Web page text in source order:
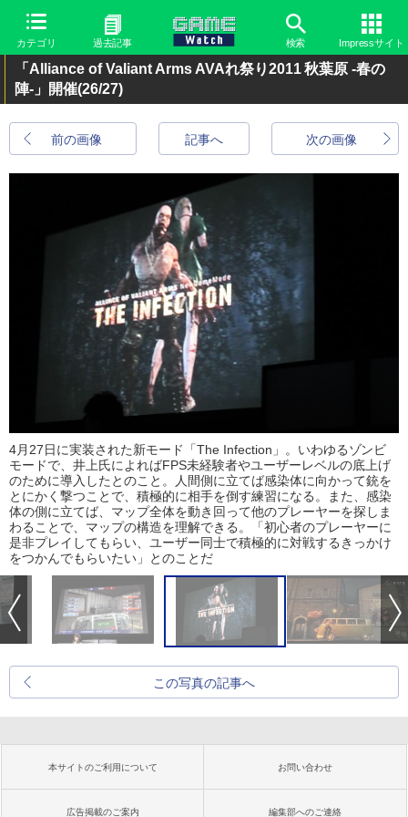
カテゴリ 過去記事 検索 Impressサイト
「Alliance of Valiant Arms AVAれ祭り2011 秋葉原 -春の
陣-」開催(26/27)
前の画像 次の画像
記事へ
4月27日に実装された新モード「The Infection」。いわゆるゾンビ
モードで、井上氏によればFPS未経験者やユーザーレベルの底上げ
のために導入したとのこと。人間側に立てば感染体に向かって銃を
とにかく撃つことで、積極的に相手を倒す練習になる。また、感染
体の側に立てば、マップ全体を動き回って他のプレーヤーを探しま
わることで、マップの構造を理解できる。「初心者のプレーヤーに
是非プレイしてもらい、ユーザー同士で積極的に対戦するきっかけ
をつかんでもらいたい」とのことだ
この写真の記事へ
本サイトのご利用について お問い合わせ
広告掲載のご案内 編集部へのご連絡